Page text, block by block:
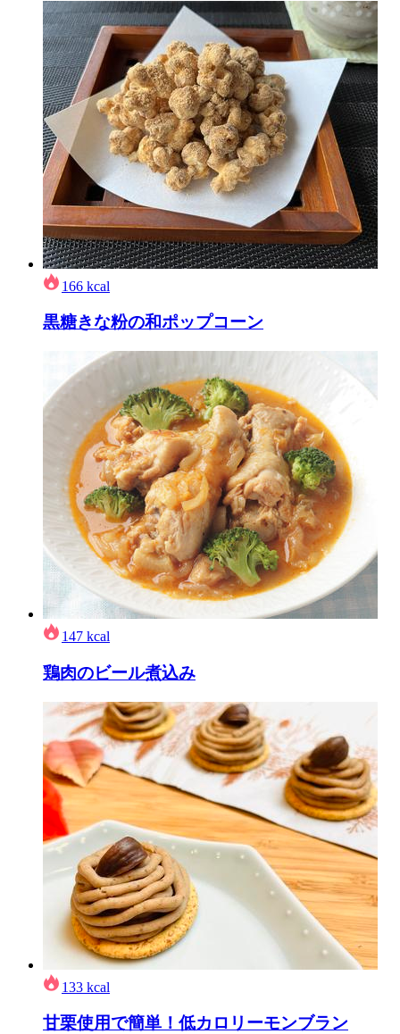
166 kcal
黒糖きな粉の和ポップコーン
147 kcal
鶏肉のビール煮込み
133 kcal
甘栗使用で簡単！低カロリーモンブラン